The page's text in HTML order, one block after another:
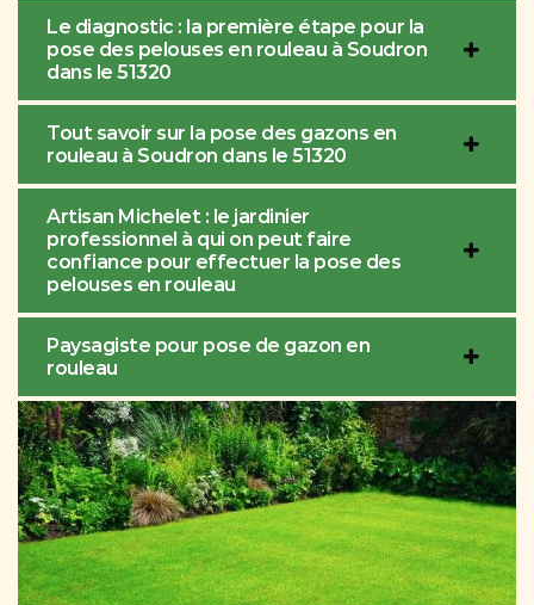
Le diagnostic : la première étape pour la
pose des pelouses en rouleau à Soudron
dans le 51320
Tout savoir sur la pose des gazons en
rouleau à Soudron dans le 51320
Artisan Michelet : le jardinier
professionnel à qui on peut faire
confiance pour effectuer la pose des
pelouses en rouleau
Paysagiste pour pose de gazon en
rouleau